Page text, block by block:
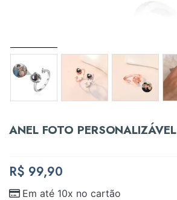
ANEL FOTO PERSONALIZÁVEL
R$ 99,90
Em até 10x no cartão